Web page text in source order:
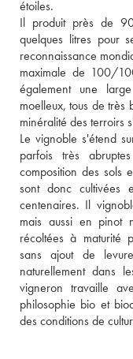
étoiles.
Il produit près de
quelques litres pour
reconnaissance
maximale de 100/
également une
moelleux, tous de très
minéralité des terroirs
Le vignoble s'étend
parfois très
composition des sols
sont donc cultivées
centenaires. Il
mais aussi en pinot
récoltées à maturité
sans ajout de
naturellement dans
vigneron travaille
philosophie bio et
des conditions de